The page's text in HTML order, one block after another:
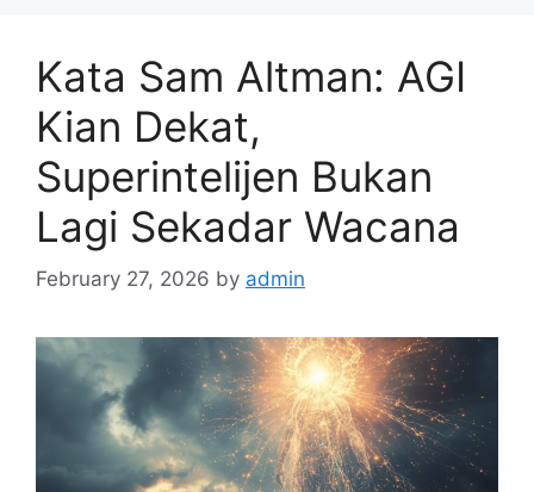
Kata Sam Altman: AGI
Kian Dekat,
Superintelijen Bukan
Lagi Sekadar Wacana
February 27, 2026 by admin